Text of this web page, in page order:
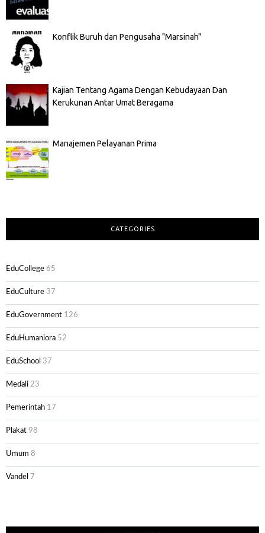
Konflik Buruh dan Pengusaha "Marsinah"
Kajian Tentang Agama Dengan Kebudayaan Dan
Kerukunan Antar Umat Beragama
Manajemen Pelayanan Prima
CATEGORIES
EduCollege 65
EduCulture 37
EduGovernment 126
EduHumaniora 52
EduSchool 37
Medali 23
Pemerintah 17
Plakat 98
Umum 8
Vandel 7